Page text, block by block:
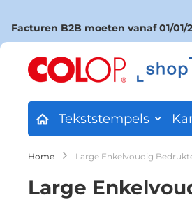
Facturen B2B moeten vanaf 01/
Ga
Tekststempels
Home Large Enkelvoudig
Large